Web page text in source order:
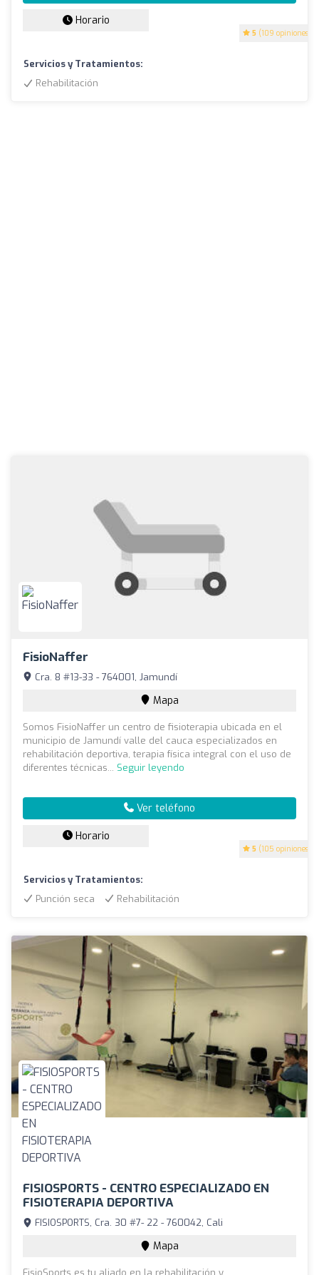
5 (109 opiniones)
Horario
Servicios y Tratamientos:
Rehabilitación
FisioNaffer
5 (105 opiniones)
Cra. 8 #13-33 - 764001, Jamundí
Mapa
Somos FisioNaffer un centro de fisioterapia ubicada en el
municipio de Jamundí valle del cauca especializados en
rehabilitación deportiva, terapia física integral con el uso de
diferentes técnicas... Seguir leyendo
Ver teléfono
Horario
Servicios y Tratamientos:
Punción seca
Rehabilitación
FISIOSPORTS - CENTRO ESPECIALIZADO EN
FISIOTERAPIA DEPORTIVA
FISIOSPORTS, Cra. 30 #7- 22 - 760042, Cali
Mapa